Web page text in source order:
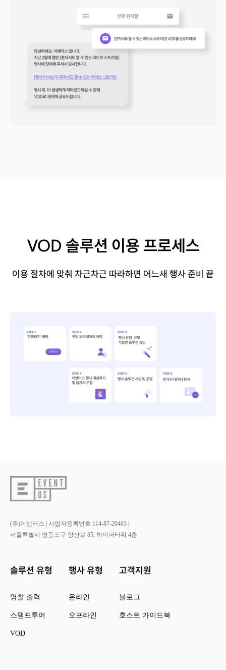
VOD 솔루션 이용 프로세스
이용 절차에 맞춰 차근차근 따라하면 어느새 행사 준비 끝
(주)이벤터스 | 사업자등록번호 114-87-20403 |
서울특별시 영등포구 양산로 85, 하이퍼타워 4층
솔루션 유형
명찰 출력
스탬프투어
VOD
행사 유형
온라인
오프라인
고객지원
블로그
호스트 가이드북